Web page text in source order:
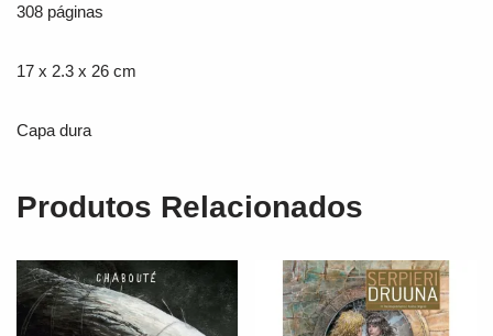
308 páginas
17 x 2.3 x 26 cm
Capa dura
Produtos Relacionados